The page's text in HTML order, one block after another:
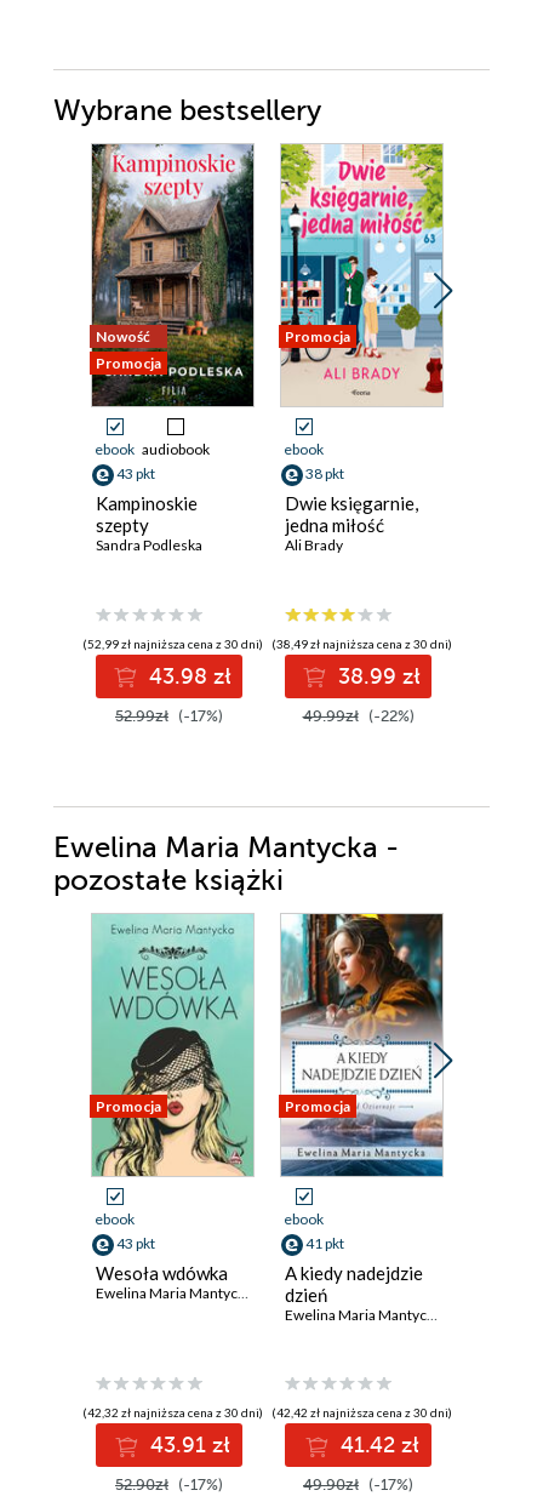
Wybrane bestsellery
Nowość
Promocja
ebook audiobook
43 pkt
Kampinoskie
szepty
Sandra Podleska
(52,99 zł najniższa cena z 30 dni)
43.98 zł
52.99zł (-17%)
Promocja
ebook
38 pkt
Dwie księgarnie,
jedna miłość
Ali Brady
(38,49 zł najniższa cena z 30 dni)
38.99 zł
49.99zł (-22%)
Ewelina Maria Mantycka -
pozostałe książki
Promocja
ebook
43 pkt
Wesoła wdówka
(42,32 zł najniższa cena z 30 dni)
43.91 zł
52.90zł (-17%)
Promocja
ebook
41 pkt
A kiedy nadejdzie
dzień
(42,42 zł najniższa cena z 30 dni)
41.42 zł
49.90zł (-17%)